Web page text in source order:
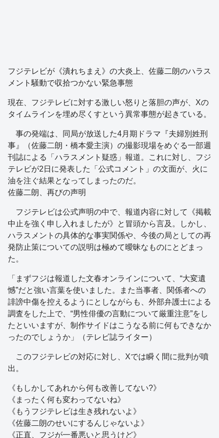
フジテレビが《潰れちまえ》の大炎上、佐藤二朗のハラス
メント騒動で収拾つかない緊急事態
現在、フジテレビに対する激しい怒りと落胆の声が、Xの
タイムラインを埋め尽くすという異常事態が起きている。
事の発端は、同局が放送した4月期ドラマ『夫婦別姓刑
事』（佐藤二朗・橋本愛主演）の撮影現場をめぐる一部週
刊誌による「ハラスメント疑惑」報道。これに対し、フジ
テレビが2日に発表した「公式コメント」の文面が、火に
油を注ぐ結果となってしまったのだ。
佐藤二朗、再びの声明
フジテレビは公式声明の中で、報道内容に対して《掲載
中止を強く申し入れましたが》と冒頭から言及。しかし、
ハラスメントの具体的な事実関係や、今後の局としての再
発防止策についての説明は極めて曖昧なものにとどまっ
た。
「まずフジは報道した文春オンラインについて、“大変遺
憾”だと強い言葉を使いました。また当事者、関係者への
誹謗中傷を控えるようにとしながらも、外部弁護士による
調査をした上で、“男性俳優の言動について厳重注意”をし
たといいますが、制作サイドはこうなる前に何もできなか
ったのでしょうか」（テレビ誌ライター）
このフジテレビの対応に対し、Xでは瞬く間に批判が噴
出。
《もしかしてあれから何も改善してない?》
《まったく何も変わってないね》
《もうフジテレビは生き残れないよ》
《佐藤二朗のせいにするんじゃないよ》
《正直、フジが一番悪いと思うけど》